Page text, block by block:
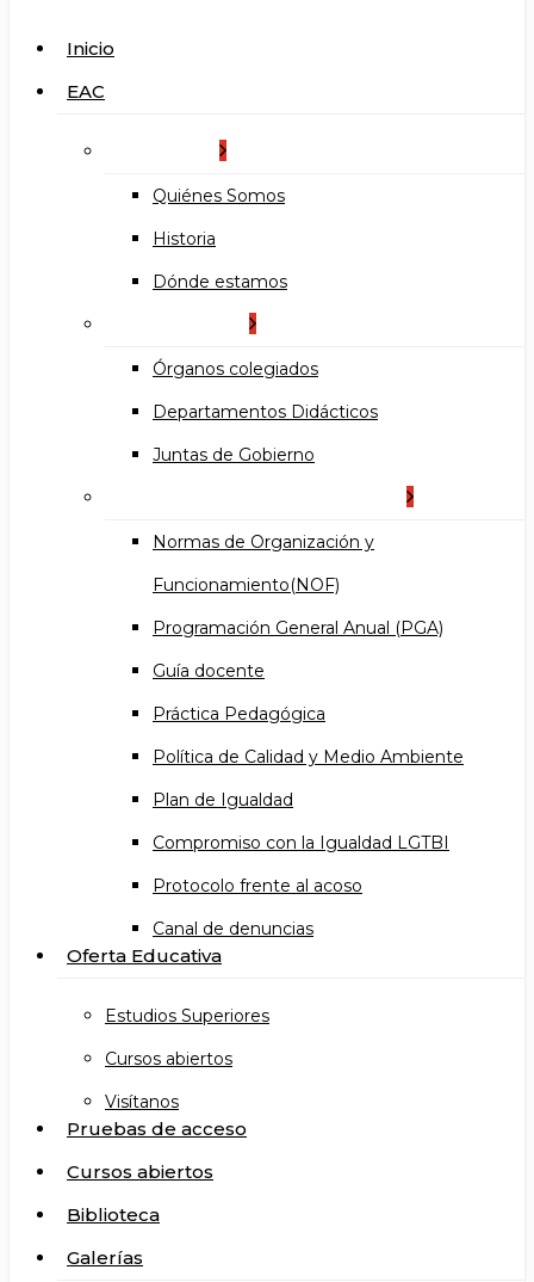
search
Menu
Inicio
EAC
Quiénes Somos
Historia
Dónde estamos
Órganos colegiados
Departamentos Didácticos
Juntas de Gobierno
Normas de Organización y
Funcionamiento(NOF)
Programación General Anual (PGA)
Guía docente
Práctica Pedagógica
Política de Calidad y Medio Ambiente
Plan de Igualdad
Compromiso con la Igualdad LGTBI
Protocolo frente al acoso
Canal de denuncias
Oferta Educativa
Estudios Superiores
Cursos abiertos
Visítanos
Pruebas de acceso
Cursos abiertos
Biblioteca
Galerías